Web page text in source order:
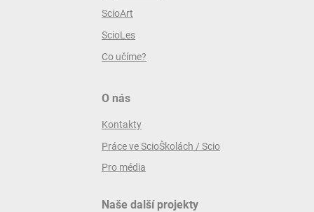
ScioArt
ScioLes
Co učíme?
O nás
Kontakty
Práce ve ScioŠkolách / Scio
Pro média
Naše další projekty